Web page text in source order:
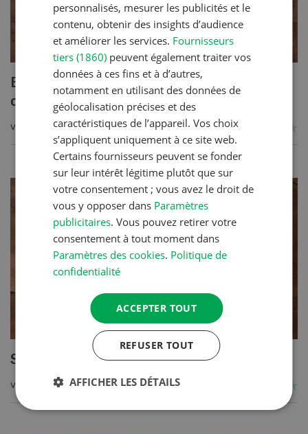
Blancs de poulet sauce épinards à la
crème
VERS LA RECETTE
Salée du Val d’Illiez
VERS LA RECETTE
personnalisés, mesurer les publicités et le
contenu, obtenir des insights d’audience
et améliorer les services. Fournisseurs
tiers (1860) peuvent également traiter vos
données à ces fins et à d’autres,
notamment en utilisant des données de
géolocalisation précises et des
caractéristiques de l’appareil. Vos choix
s’appliquent uniquement à ce site web.
Certains fournisseurs peuvent se fonder
sur leur intérêt légitime plutôt que sur
votre consentement ; vous avez le droit de
vous y opposer dans Paramètres
publicitaires. Vous pouvez retirer votre
consentement à tout moment dans
Paramètres des cookies. Politique de
confidentialité
ACCEPTER TOUT
REFUSER TOUT
AFFICHER LES DÉTAILS